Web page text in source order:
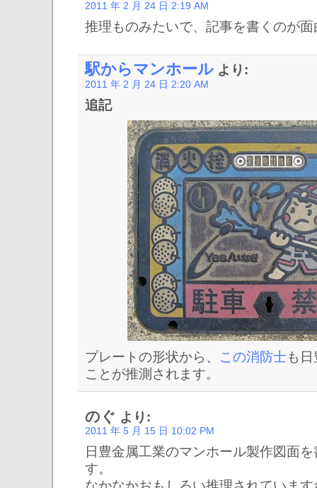
2011 年 2 月 24 日 2:19 AM
推理ものみたいで、記事を書くのが
駅からマンホール より:
2011 年 2 月 24 日 2:20 AM
追記
プレートの形状から、 この消防士も
ことが推測されます。
のぐ より:
2011 年 5 月 15 日 10:02 PM
日豊金属工業のマンホール製作図面
す。